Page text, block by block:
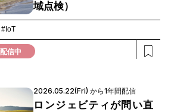
域点検）
#IoT
配信中
2026.05.22(Fri) から1年間配信
ロンジェビティが問い直